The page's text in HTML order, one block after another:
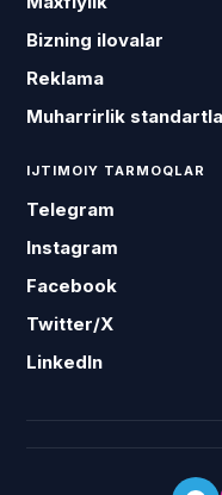
Bizning ilovalar
Reklama
Muharrirlik
IJTIMOIY TARMOQLAR
Telegram
Instagram
Facebook
Twitter/X
LinkedIn